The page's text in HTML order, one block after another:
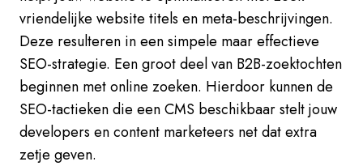
vriendelijke website titels en meta-beschrijvingen.
Deze resulteren in een simpele maar effectieve
SEO-strategie. Een groot deel van B2B-zoektochten
beginnen met online zoeken. Hierdoor kunnen de
SEO-tactieken die een CMS beschikbaar stelt jouw
developers en content marketeers net dat extra
zetje geven.